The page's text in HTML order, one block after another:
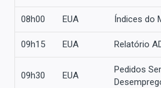
08h00 EUA Índices do
09h15 EUA Relatório
09h30 EUA
Pedidos